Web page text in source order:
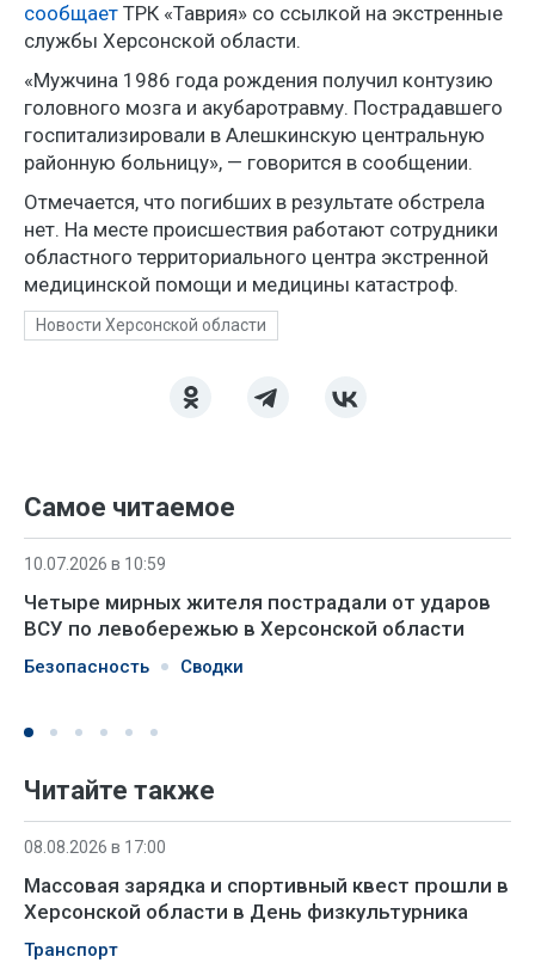
сообщает ТРК «Таврия» со ссылкой на экстренные
службы Херсонской области.
«Мужчина 1986 года рождения получил контузию
головного мозга и акубаротравму. Пострадавшего
госпитализировали в Алешкинскую центральную
районную больницу», — говорится в сообщении.
Отмечается, что погибших в результате обстрела
нет. На месте происшествия работают сотрудники
областного территориального центра экстренной
медицинской помощи и медицины катастроф.
Новости Херсонской области
Самое читаемое
10.07.2026 в 10:59
Четыре мирных жителя пострадали от ударов
ВСУ по левобережью в Херсонской области
Безопасность Сводки
Читайте также
08.08.2026 в 17:00
Массовая зарядка и спортивный квест прошли в
Херсонской области в День физкультурника
Транспорт